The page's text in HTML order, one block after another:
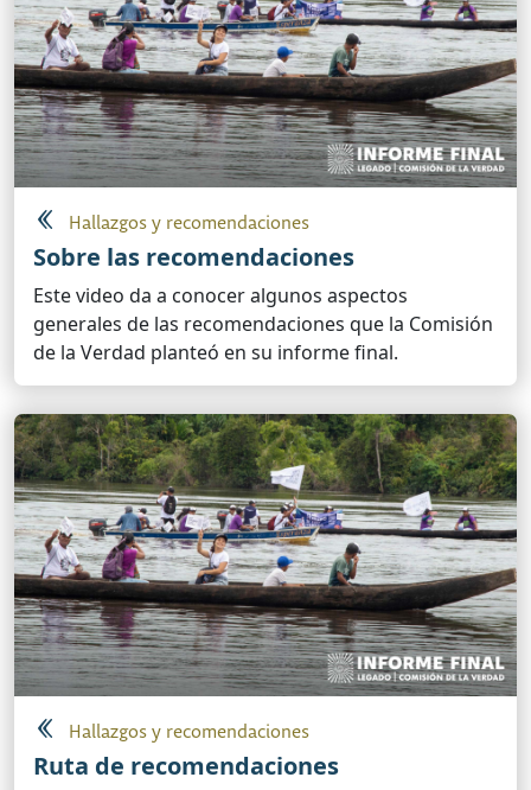
Hallazgos y recomendaciones
Sobre las recomendaciones
Este video da a conocer algunos aspectos
generales de las recomendaciones que la Comisión
de la Verdad planteó en su informe final.
Hallazgos y recomendaciones
Ruta de recomendaciones